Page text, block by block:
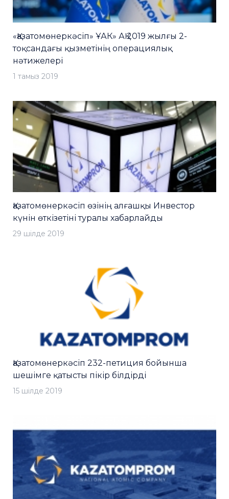
«Қазатомөнеркәсіп» ҰАК» АҚ 2019 жылғы 2-
тоқсандағы қызметінің операциялық
нәтижелері
1 тамыз 2019
Қазатомөнеркәсіп өзінің алғашқы Инвестор
күнін өткізетіні туралы хабарлайды
29 шiлде 2019
Қазатомөнеркәсіп 232-петиция бойынша
шешімге қатысты пікір білдірді
15 шiлде 2019